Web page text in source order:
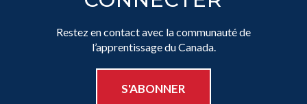
Restez en contact avec la communauté de
l’apprentissage du Canada.
S'ABONNER